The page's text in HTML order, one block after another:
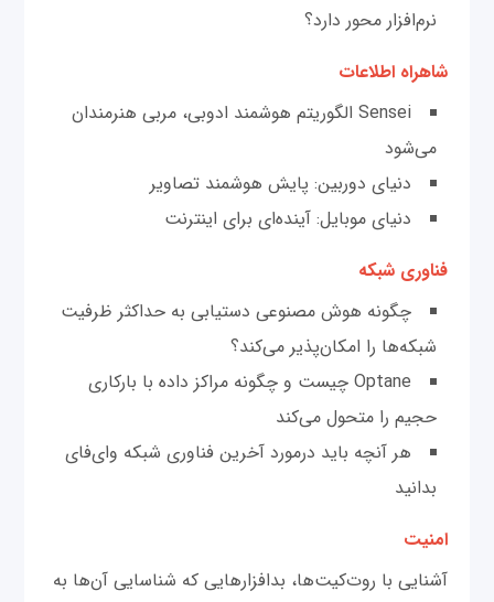
نرم‌افزار محور دارد؟
شاهراه اطلاعات
Sensei الگوریتم هوشمند ادوبی، مربی هنرمندان
می‌شود
دنیای دوربین: پایش هوشمند تصاویر
دنیای موبایل: آینده‌ای برای اینترنت
فناوری شبکه
چگونه هوش مصنوعی دستیابی به حداکثر ظرفیت
شبکه‌ها را امکان‌پذیر می‌کند؟
Optane چیست و چگونه مراکز داده با بارکاری
حجیم را متحول می‌کند
هر آنچه باید درمورد آخرین فناوری شبکه وای‌فای
بدانید
امنیت
آشنایی با روت‌کیت‌ها، بدافزارهایی که شناسایی آن‌ها به